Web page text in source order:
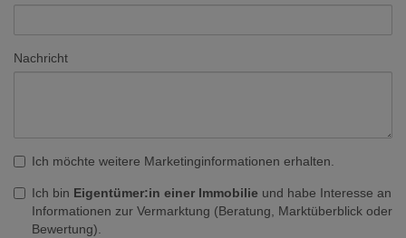
Nachricht
Ich möchte weitere Marketinginformationen erhalten.
Ich bin Eigentümer:in einer Immobilie und habe Interesse an
Informationen zur Vermarktung (Beratung, Marktüberblick oder
Bewertung).